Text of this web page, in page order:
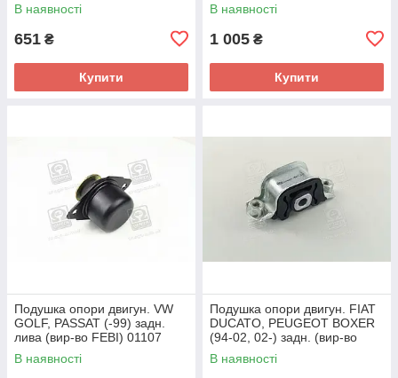
В наявності
651 ₴
Купити
В наявності
1 005 ₴
Купити
Подушка опори двигун. VW
GOLF, PASSAT (-99) задн.
лива (вир-во FEBI) 01107
UA58
В наявності
Подушка опори двигун. FIAT
DUCATO, PEUGEOT BOXER
(94-02, 02-) задн. (вир-во
FEBI) 14491 UA58
В наявності